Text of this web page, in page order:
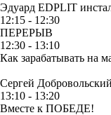
Эдуард EDPLIT
12:15 - 12:30
ПЕРЕРЫВ
12:30 - 13:10
Как зарабатывать на
Сергей Добровольский
13:10 - 13:20
Вместе к ПОБЕДЕ!